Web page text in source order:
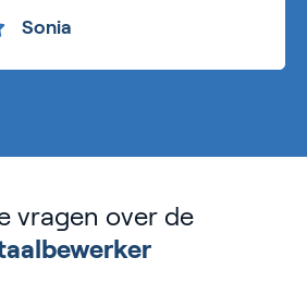
Sonia
vragen over de